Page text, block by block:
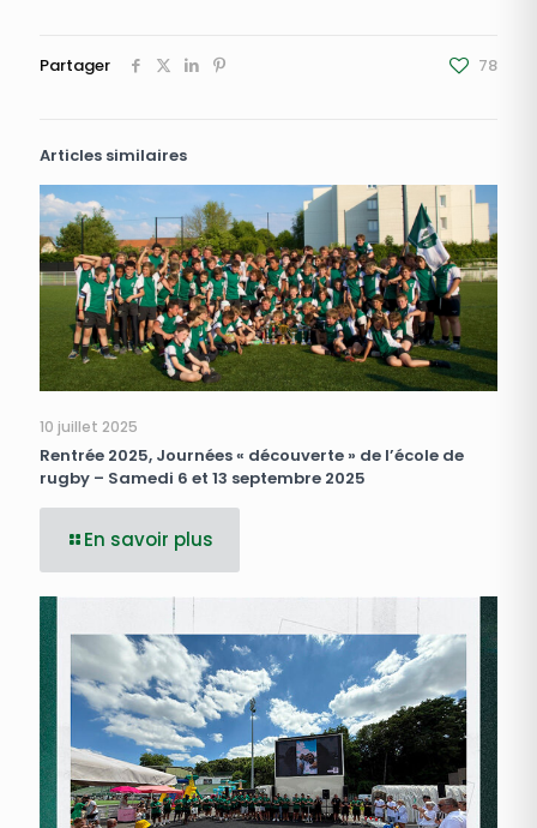
Partager 78
Articles similaires
10 juillet 2025
Rentrée 2025, Journées « découverte » de l’école de
rugby – Samedi 6 et 13 septembre 2025
En savoir plus